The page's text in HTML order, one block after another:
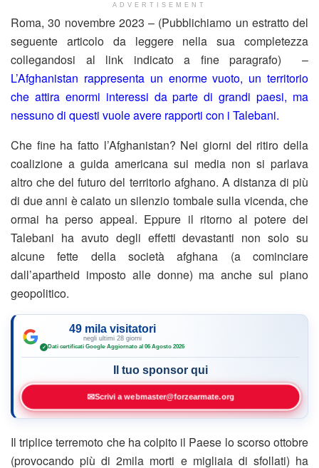
ADVERTISEMENT
Roma, 30 novembre 2023 – (Pubblichiamo un estratto del
seguente articolo da leggere nella sua completezza
collegandosi al link indicato a fine paragrafo) –
L’Afghanistan rappresenta un enorme vuoto, un territorio
che attira enormi interessi da parte di grandi paesi, ma
nessuno di questi vuole avere rapporti con i Talebani.
Che fine ha fatto l’Afghanistan? Nei giorni del ritiro della
coalizione a guida americana sui media non si parlava
altro che del futuro del territorio afghano. A distanza di più
di due anni è calato un silenzio tombale sulla vicenda, che
ormai ha perso appeal. Eppure il ritorno al potere dei
Talebani ha avuto degli effetti devastanti non solo su
alcune fette della società afghana (a cominciare
dall’apartheid imposto alle donne) ma anche sul piano
geopolitico.
49 mila visitatori
negli ultimi 28 giorni
✓ Dati certificati Google·Aggiornato al 06 Agosto 2026
Il tuo sponsor qui
✉Scrivi a webmaster@forzearmate.org
Il triplice terremoto che ha colpito il Paese lo scorso ottobre
(provocando più di 2mila morti e migliaia di sfollati) ha